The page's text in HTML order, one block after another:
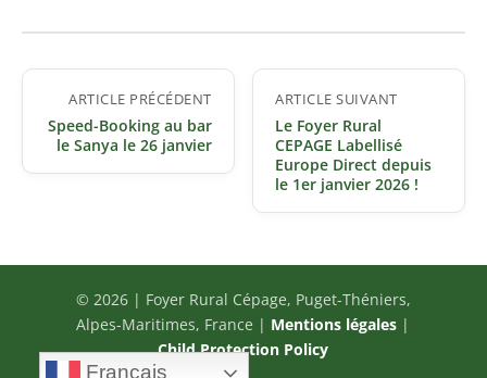
Navigation
l’article
ARTICLE PRÉCÉDENT
Speed-Booking au bar
le Sanya le 26 janvier
ARTICLE SUIVANT
Le Foyer Rural
CEPAGE Labellisé
Europe Direct depuis
le 1er janvier 2026 !
© 2026 | Foyer Rural Cépage, Puget-Théniers,
Alpes-Maritimes, France | Mentions légales |
Child Protection Policy
Français